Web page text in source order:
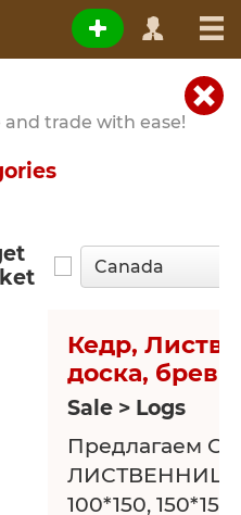
and trade with ease!
Кедр,
доска,
Sale > Logs
Предлагаем
100*150,